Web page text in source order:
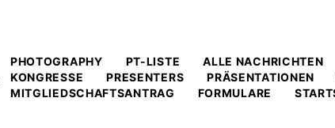
PHOTOGRAPHY PT-LISTE ALLE NACHRICHTEN
KONGRESSE
PRESENTERS PRÄSENTATIONEN
MITGLIEDSCHAFTSANTRAG
FORMULARE